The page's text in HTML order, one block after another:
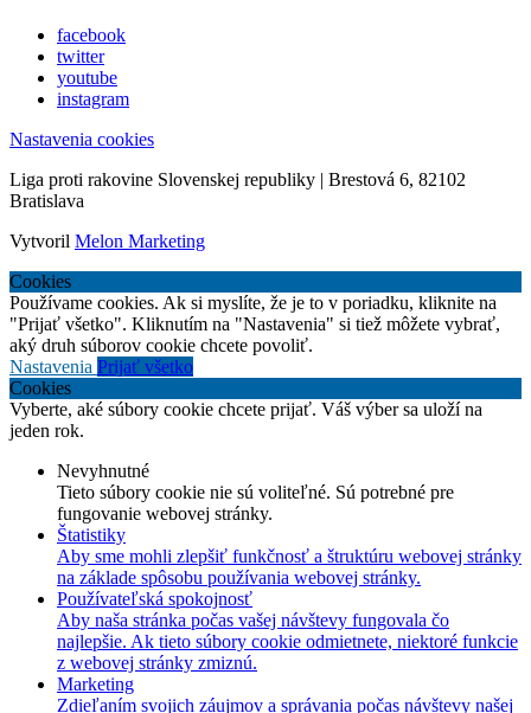
facebook
twitter
youtube
instagram
Nastavenia cookies
Liga proti rakovine Slovenskej republiky | Brestová 6, 82102
Bratislava
Vytvoril Melon Marketing
Cookies
Používame cookies. Ak si myslíte, že je to v poriadku, kliknite na
"Prijať všetko". Kliknutím na "Nastavenia" si tiež môžete vybrať,
aký druh súborov cookie chcete povoliť.
Nastavenia Prijať všetko
Cookies
Vyberte, aké súbory cookie chcete prijať. Váš výber sa uloží na
jeden rok.
Nevyhnutné
Tieto súbory cookie nie sú voliteľné. Sú potrebné pre
fungovanie webovej stránky.
Štatistiky
Aby sme mohli zlepšiť funkčnosť a štruktúru webovej stránky
na základe spôsobu používania webovej stránky.
Používateľská spokojnosť
Aby naša stránka počas vašej návštevy fungovala čo
najlepšie. Ak tieto súbory cookie odmietnete, niektoré funkcie
z webovej stránky zmiznú.
Marketing
Zdieľaním svojich záujmov a správania počas návštevy našej